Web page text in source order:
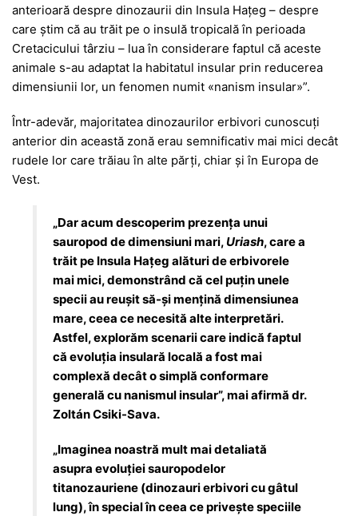
anterioară despre dinozaurii din Insula Hațeg – despre
care știm că au trăit pe o insulă tropicală în perioada
Cretacicului târziu – lua în considerare faptul că aceste
animale s-au adaptat la habitatul insular prin reducerea
dimensiunii lor, un fenomen numit «nanism insular»”.
Într-adevăr, majoritatea dinozaurilor erbivori cunoscuți
anterior din această zonă erau semnificativ mai mici decât
rudele lor care trăiau în alte părți, chiar și în Europa de
Vest.
„Dar acum descoperim prezența unui
sauropod de dimensiuni mari,Uriash, care a
trăit pe Insula Hațeg alături de erbivorele
mai mici, demonstrând că cel puțin unele
specii au reușit să-și mențină dimensiunea
mare, ceea ce necesită alte interpretări.
Astfel, explorăm scenarii care indică faptul
că evoluția insulară locală a fost mai
complexă decât o simplă conformare
generală cu nanismul insular”, mai afirmă dr.
Zoltán Csiki-Sava.
„Imaginea noastră mult mai detaliată
asupra evoluției sauropodelor
titanozauriene (dinozauri erbivori cu gâtul
lung), în special în ceea ce privește speciile